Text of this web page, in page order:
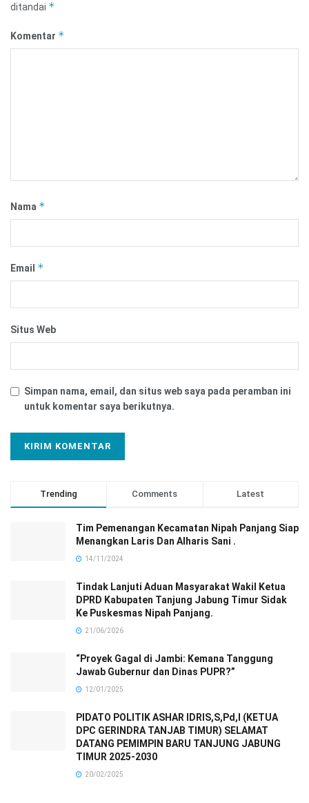
ditandai *
Komentar *
Nama *
Email *
Situs Web
Simpan nama, email, dan situs web saya pada peramban ini
untuk komentar saya berikutnya.
Trending Comments Latest
Tim Pemenangan Kecamatan Nipah Panjang Siap
Menangkan Laris Dan Alharis Sani .
14/11/2024
Tindak Lanjuti Aduan Masyarakat Wakil Ketua
DPRD Kabupaten Tanjung Jabung Timur Sidak
Ke Puskesmas Nipah Panjang.
21/06/2026
“Proyek Gagal di Jambi: Kemana Tanggung
Jawab Gubernur dan Dinas PUPR?”
12/01/2025
PIDATO POLITIK ASHAR IDRIS,S,Pd,I (KETUA
DPC GERINDRA TANJAB TIMUR) SELAMAT
DATANG PEMIMPIN BARU TANJUNG JABUNG
TIMUR 2025-2030
20/02/2025